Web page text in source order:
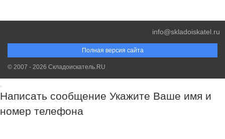
Полная версия сайта
info@skladoiskatel.ru
© 2007 - 2026 Складоискатель.RU
Написать сообщение Укажите Ваше имя и
номер телефона